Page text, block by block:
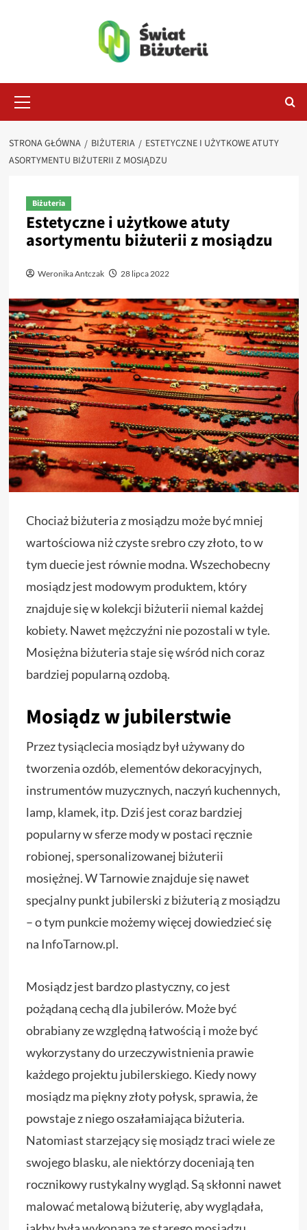
główne
STRONA GŁÓWNA BIŻUTERIA
ESTETYCZNE I UŻYTKOWE ATUTY
ASORTYMENTU BIŻUTERII Z MOSIĄDZU
Biżuteria
Estetyczne i użytkowe atuty
asortymentu biżuterii z mosiądzu
Weronika Antczak 28 lipca 2022
Chociaż biżuteria z mosiądzu może być mniej
wartościowa niż czyste srebro czy złoto, to w
tym duecie jest równie modna. Wszechobecny
mosiądz jest modowym produktem, który
znajduje się w kolekcji biżuterii niemal każdej
kobiety. Nawet mężczyźni nie pozostali w tyle.
Mosiężna biżuteria staje się wśród nich coraz
bardziej popularną ozdobą.
Mosiądz w jubilerstwie
Przez tysiąclecia mosiądz był używany do
tworzenia ozdób, elementów dekoracyjnych,
instrumentów muzycznych, naczyń kuchennych,
lamp, klamek, itp. Dziś jest coraz bardziej
popularny w sferze mody w postaci ręcznie
robionej, spersonalizowanej biżuterii
mosiężnej. W Tarnowie znajduje się nawet
specjalny punkt jubilerski z biżuterią z mosiądzu
– o tym punkcie możemy więcej dowiedzieć się
na InfoTarnow.pl.
Mosiądz jest bardzo plastyczny, co jest
pożądaną cechą dla jubilerów. Może być
obrabiany ze względną łatwością i może być
wykorzystany do urzeczywistnienia prawie
każdego projektu jubilerskiego. Kiedy nowy
mosiądz ma piękny złoty połysk, sprawia, że
powstaje z niego oszałamiająca biżuteria.
Natomiast starzejący się mosiądz traci wiele ze
swojego blasku, ale niektórzy doceniają ten
rocznikowy rustykalny wygląd. Są skłonni nawet
malować metalową biżuterię, aby wyglądała,